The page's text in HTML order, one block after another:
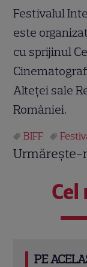
Festivalul
este
cu sprijinul
Alteței sale
României.
BIFF
Urmărește-
Cel
PE